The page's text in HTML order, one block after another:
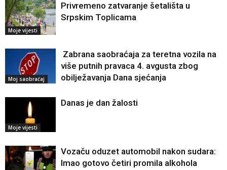
Moje vijesti
Privremeno zatvaranje šetališta u
Srpskim Toplicama
Moj saobraćaj
Zabrana saobraćaja za teretna vozila na
više putnih pravaca 4. avgusta zbog
obilježavanja Dana sjećanja
Moje vijesti
Danas je dan žalosti
Vozaču oduzet automobil nakon sudara:
Imao gotovo četiri promila alkohola